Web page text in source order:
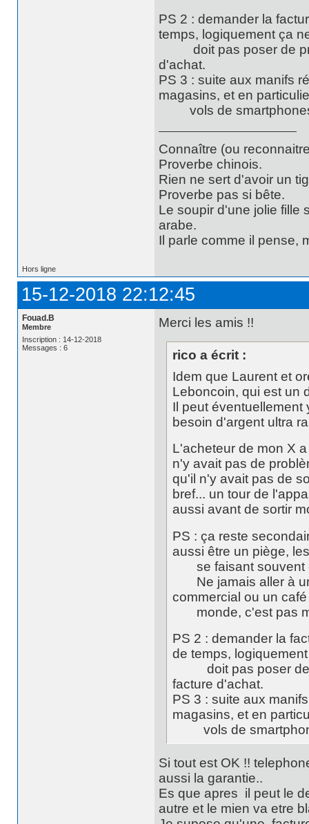
PS 2 : demander la
temps, logiquement ça
doit pas poser de
d'achat.
PS 3 : suite aux manifs
magasins, et en
vols de
Connaître (ou
Proverbe chinois.
Rien ne sert d'avoir un
Proverbe pas si bête.
Le soupir d'une jolie fille
arabe.
Il parle comme il pense,
Hors ligne
15-12-2018 22:12:45
Fouad.B
Membre
Inscription : 14-12-2018
Messages : 6
Merci les amis !!
rico a écrit :
Idem que Laurent et
Leboncoin, qui est un
Il peut éventuellement
besoin d'argent ultra
L'acheteur de mon X
n'y avait pas de
qu'il n'y avait pas de
bref... un tour de
aussi avant de sortir
PS : ça reste
aussi être un piège,
se faisant souvent
Ne jamais aller à un
commercial ou un
monde, c'est pas
PS 2 : demander la
de temps,
doit pas poser de
facture d'achat.
PS 3 : suite aux
magasins, et en
vols de
Si tout est OK !!
aussi la garantie..
Es que apres il peut le
autre et le mien va etre